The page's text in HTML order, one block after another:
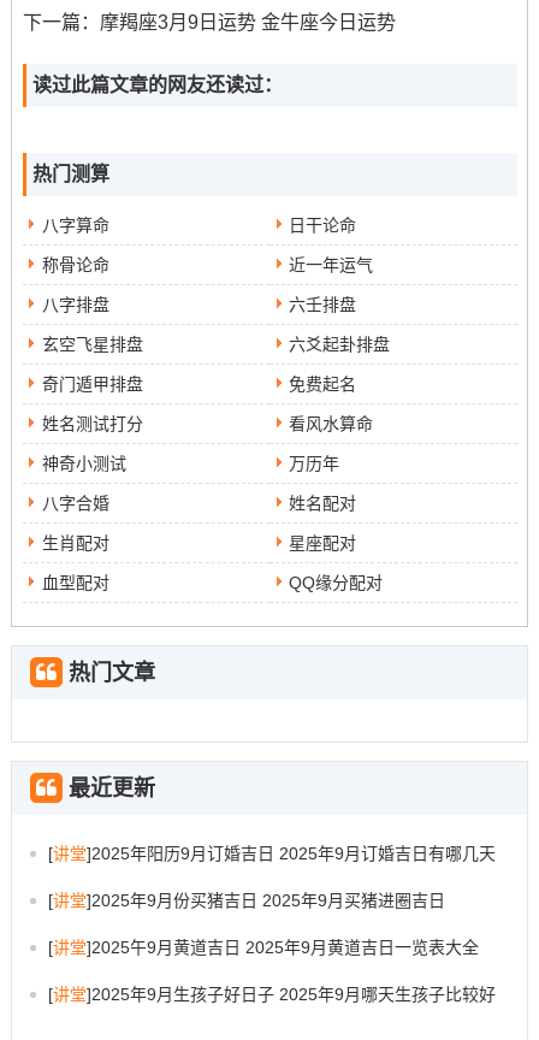
下一篇： 摩羯座3月9日运势 金牛座今日运势
读过此篇文章的网友还读过：
热门测算
八字算命 日干论命
称骨论命 近一年运气
八字排盘 六壬排盘
玄空飞星排盘 六爻起卦排盘
奇门遁甲排盘 免费起名
姓名测试打分 看风水算命
神奇小测试 万历年
八字合婚 姓名配对
生肖配对 星座配对
血型配对 QQ缘分配对
热门文章
最近更新
[讲堂]2025年阳历9月订婚吉日 2025年9月订婚吉日有哪几天
[讲堂]2025年9月份买猪吉日 2025年9月买猪进圈吉日
[讲堂]2025午9月黄道吉日 2025年9月黄道吉日一览表大全
[讲堂]2025年9月生孩子好日子 2025年9月哪天生孩子比较好